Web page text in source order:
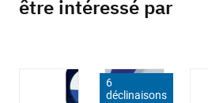
être intéressé par
6
déclinaisons